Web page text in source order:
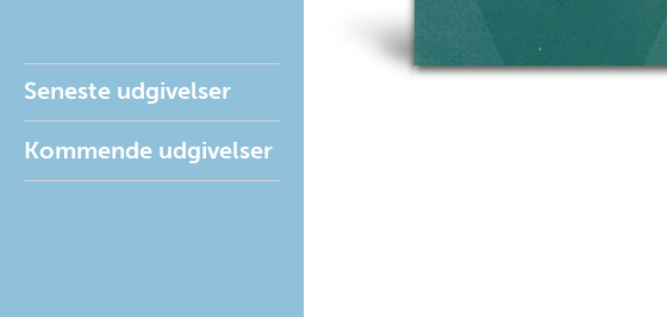
Seneste udgivelser
Kommende udgivelser